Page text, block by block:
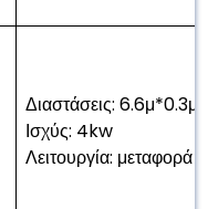
Διαστάσεις:
Ισχύς: 4kw
Λειτουργία: